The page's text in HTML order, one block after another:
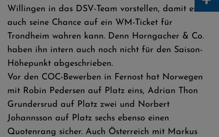
Willingen in das DSV-Team vorstellen, damit er
auch seine Chance auf ein WM-Ticket für
Trondheim wahren kann. Denn Horngacher & Co.
haben ihn intern auch noch nicht für den Saison-
Höhepunkt abgeschrieben.
Vor den COC-Bewerben in Fernost hat Norwegen
mit Robin Pedersen auf Platz eins, Adrian Thon
Grundersrud auf Platz zwei und Norbert
Johannsson auf Platz sechs ebenso einen
Quotenrang sicher. Auch Österreich mit Markus